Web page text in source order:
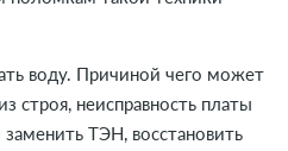
воду. Причиной чего может
строя, неисправность платы
ТЭН, восстановить